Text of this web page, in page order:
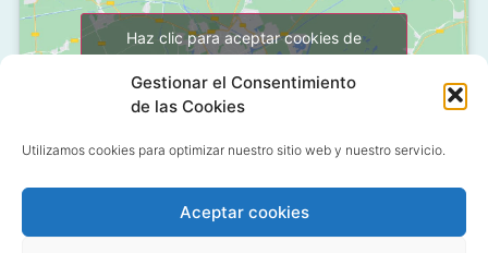
Gestionar el Consentimiento
de las Cookies
Utilizamos cookies para optimizar nuestro sitio web y nuestro servicio.
Aceptar cookies
Haz clic para aceptar cookies de